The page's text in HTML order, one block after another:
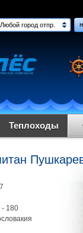
Любой город отпр.
Теплоходы
- 180